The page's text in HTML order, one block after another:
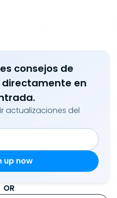
consejos de
en
actualizaciones del
OR